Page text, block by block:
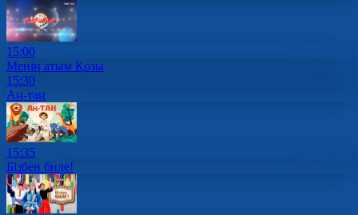
15:00
Менің атым Қозы
15:30
Аң-таң
15:35
Бізбен биле!